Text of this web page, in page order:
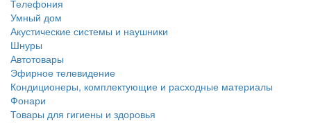
Телефония
Умный дом
Акустические системы и наушники
Шнуры
Автотовары
Эфирное телевидение
Кондиционеры, комплектующие и расходные материалы
Фонари
Товары для гигиены и здоровья